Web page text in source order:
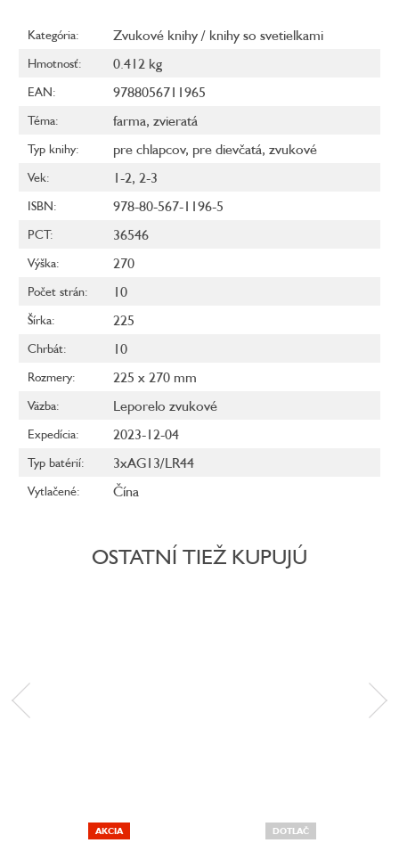
Kategória: Zvukové knihy / knihy so svetielkami
Hmotnosť: 0.412 kg
EAN: 9788056711965
Téma: farma, zvieratá
Typ knihy: pre chlapcov, pre dievčatá, zvukové
Vek: 1-2, 2-3
ISBN: 978-80-567-1196-5
PCT: 36546
Výška: 270
Počet strán: 10
Šírka: 225
Chrbát: 10
Rozmery: 225 x 270 mm
Väzba: Leporelo zvukové
Expedícia: 2023-12-04
Typ batérií: 3xAG13/LR44
Vytlačené: Čína
OSTATNÍ TIEŽ KUPUJÚ
AKCIA DOTLAČ